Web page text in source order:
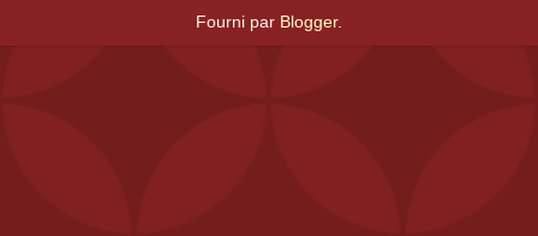
Fourni par Blogger.